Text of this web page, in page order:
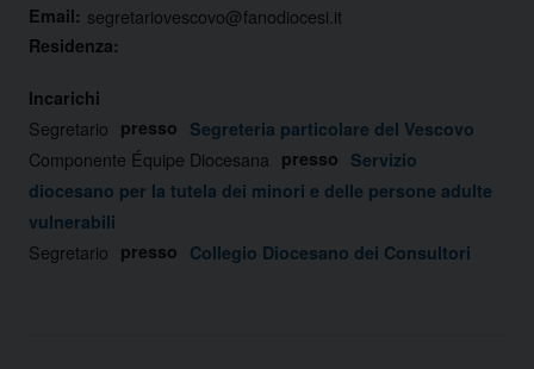
Email: segretariovescovo@fanodiocesi.it
Residenza:
Incarichi
Segretario presso Segreteria particolare del Vescovo
Componente Équipe Diocesana presso Servizio
diocesano per la tutela dei minori e delle persone adulte
vulnerabili
Segretario presso Collegio Diocesano dei Consultori